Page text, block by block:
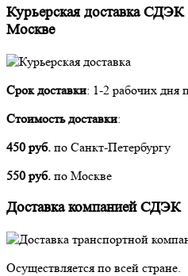
Курьерская доставка
Москве
Срок доставки: 1-2 рабочих дня
Стоимость доставки:
450 руб. по Санкт-Петербургу
550 руб. по Москве
Доставка компанией СДЭК
Осуществляется по всей стране.